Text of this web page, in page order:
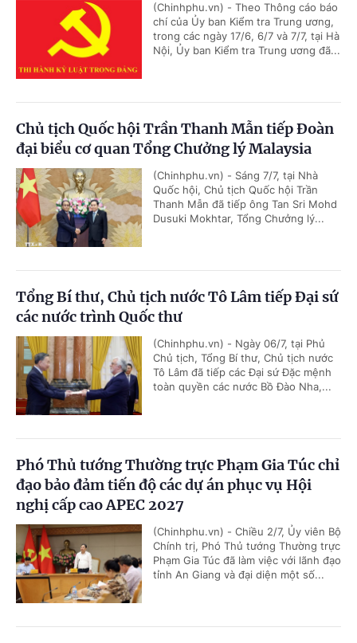
(Chinhphu.vn) - Theo Thông cáo báo
chí của Ủy ban Kiểm tra Trung ương,
trong các ngày 17/6, 6/7 và 7/7, tại Hà
Nội, Ủy ban Kiểm tra Trung ương đã...
Chủ tịch Quốc hội Trần Thanh Mẫn tiếp Đoàn
đại biểu cơ quan Tổng Chưởng lý Malaysia
(Chinhphu.vn) - Sáng 7/7, tại Nhà
Quốc hội, Chủ tịch Quốc hội Trần
Thanh Mẫn đã tiếp ông Tan Sri Mohd
Dusuki Mokhtar, Tổng Chưởng lý...
Tổng Bí thư, Chủ tịch nước Tô Lâm tiếp Đại sứ
các nước trình Quốc thư
(Chinhphu.vn) - Ngày 06/7, tại Phủ
Chủ tịch, Tổng Bí thư, Chủ tịch nước
Tô Lâm đã tiếp các Đại sứ Đặc mệnh
toàn quyền các nước Bồ Đào Nha,...
Phó Thủ tướng Thường trực Phạm Gia Túc chỉ
đạo bảo đảm tiến độ các dự án phục vụ Hội
nghị cấp cao APEC 2027
(Chinhphu.vn) - Chiều 2/7, Ủy viên Bộ
Chính trị, Phó Thủ tướng Thường trực
Phạm Gia Túc đã làm việc với lãnh đạo
tỉnh An Giang và đại diện một số...